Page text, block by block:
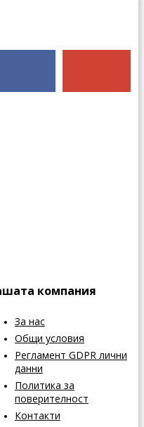
компания
За нас
Общи условия
Регламент GDPR лични
данни
Политика за
поверителност
Контакти